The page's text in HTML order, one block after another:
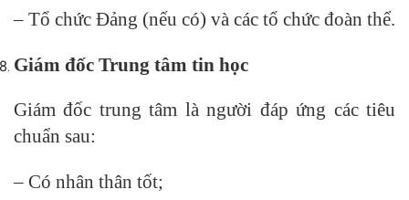
– Tổ chức Đảng (nếu có) và các tổ chức đoàn thể.
Giám đốc Trung tâm tin học
Giám đốc trung tâm là người đáp ứng các tiêu
chuẩn sau:
– Có nhân thân tốt;